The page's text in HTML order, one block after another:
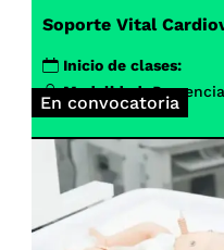
En convocatoria
Soporte Vital
Inicio de clases:
Modalidad: